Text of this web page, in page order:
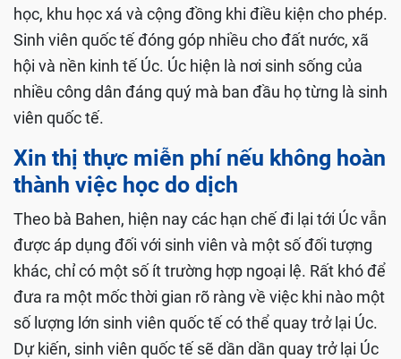
học, khu học xá và cộng đồng khi điều kiện cho phép.
Sinh viên quốc tế đóng góp nhiều cho đất nước, xã
hội và nền kinh tế Úc. Úc hiện là nơi sinh sống của
nhiều công dân đáng quý mà ban đầu họ từng là sinh
viên quốc tế.
Xin thị thực miễn phí nếu không hoàn
thành việc học do dịch
Theo bà Bahen, hiện nay các hạn chế đi lại tới Úc vẫn
được áp dụng đối với sinh viên và một số đối tượng
khác, chỉ có một số ít trường hợp ngoại lệ. Rất khó để
đưa ra một mốc thời gian rõ ràng về việc khi nào một
số lượng lớn sinh viên quốc tế có thể quay trở lại Úc.
Dự kiến, sinh viên quốc tế sẽ dần dần quay trở lại Úc